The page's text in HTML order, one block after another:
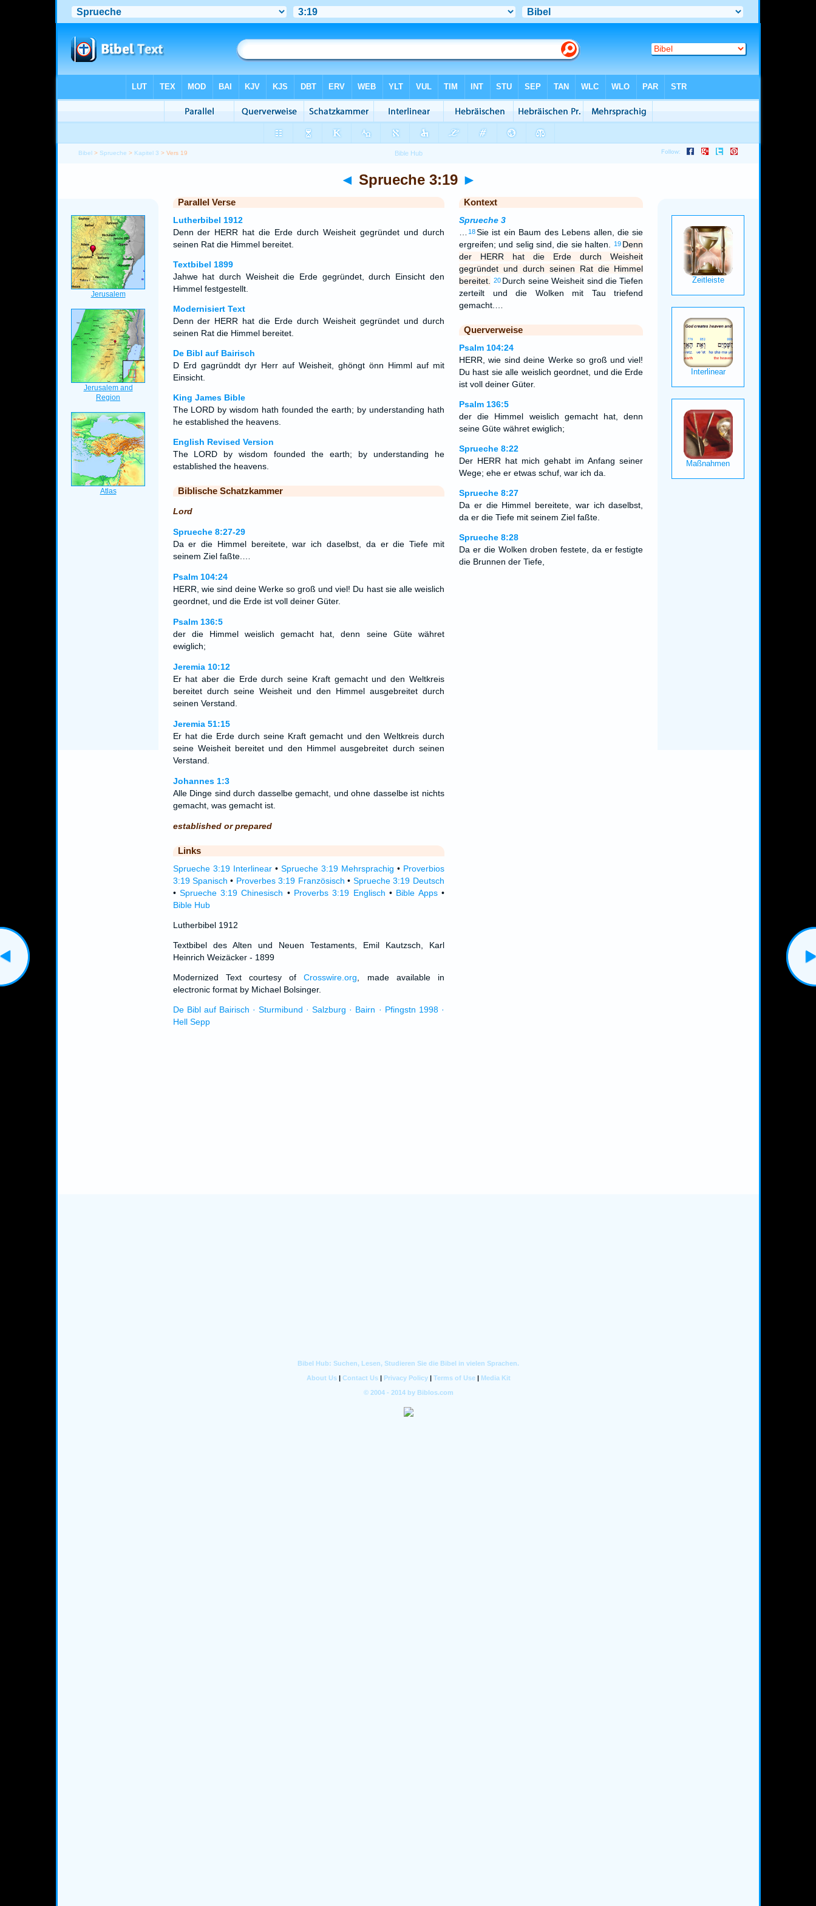
Bibel > Sprueche > Kapitel 3 > Vers 19
◄ Sprueche 3:19 ►
Parallel Verse
Lutherbibel 1912
Denn der HERR hat die Erde durch Weisheit gegründet und durch
seinen Rat die Himmel bereitet.
Textbibel 1899
Jahwe hat durch Weisheit die Erde gegründet, durch Einsicht den
Himmel festgestellt.
Modernisiert Text
Denn der HERR hat die Erde durch Weisheit gegründet und durch
seinen Rat die Himmel bereitet.
De Bibl auf Bairisch
D Erd gagründdt dyr Herr auf Weisheit, ghöngt önn Himml auf mit
Einsicht.
King James Bible
The LORD by wisdom hath founded the earth; by understanding hath
he established the heavens.
English Revised Version
The LORD by wisdom founded the earth; by understanding he
established the heavens.
Biblische Schatzkammer
Lord
Sprueche 8:27-29
Da er die Himmel bereitete, war ich daselbst, da er die Tiefe mit
seinem Ziel faßte.…
Psalm 104:24
HERR, wie sind deine Werke so groß und viel! Du hast sie alle weislich
geordnet, und die Erde ist voll deiner Güter.
Psalm 136:5
der die Himmel weislich gemacht hat, denn seine Güte währet
ewiglich;
Jeremia 10:12
Er hat aber die Erde durch seine Kraft gemacht und den Weltkreis
bereitet durch seine Weisheit und den Himmel ausgebreitet durch
seinen Verstand.
Jeremia 51:15
Er hat die Erde durch seine Kraft gemacht und den Weltkreis durch
seine Weisheit bereitet und den Himmel ausgebreitet durch seinen
Verstand.
Johannes 1:3
Alle Dinge sind durch dasselbe gemacht, und ohne dasselbe ist nichts
gemacht, was gemacht ist.
established or prepared
Links
Sprueche 3:19 Interlinear• Sprueche 3:19 Mehrsprachig • Proverbios
3:19 Spanisch • Proverbes 3:19 Französisch • Sprueche 3:19 Deutsch
• Sprueche 3:19 Chinesisch • Proverbs 3:19 Englisch • Bible Apps•
Bible Hub
Lutherbibel 1912
Textbibel des Alten und Neuen Testaments, Emil Kautzsch, Karl
Heinrich Weizäcker - 1899
Modernized Text courtesy ofCrosswire.org , made available in
electronic format by Michael Bolsinger.
De Bibl auf Bairisch · Sturmibund · Salzburg · Bairn · Pfingstn 1998 ·
Hell Sepp
Kontext
Sprueche 3
18Sie ist ein Baum des Lebens allen, die sie
ergreifen; und selig sind, die sie halten.
19 Denn
der HERR hat die Erde durch Weisheit
gegründet und durch seinen Rat die Himmel
bereitet.
20 Durch seine Weisheit sind die Tiefen
zerteilt und die Wolken mit Tau triefend
gemacht.…
Querverweise
Psalm 104:24
HERR, wie sind deine Werke so groß und viel!
Du hast sie alle weislich geordnet, und die Erde
ist voll deiner Güter.
Psalm 136:5
der die Himmel weislich gemacht hat, denn
seine Güte währet ewiglich;
Sprueche 8:22
Der HERR hat mich gehabt im Anfang seiner
Wege; ehe er etwas schuf, war ich da.
Sprueche 8:27
Da er die Himmel bereitete, war ich daselbst,
da er die Tiefe mit seinem Ziel faßte.
Sprueche 8:28
Da er die Wolken droben festete, da er festigte
die Brunnen der Tiefe,